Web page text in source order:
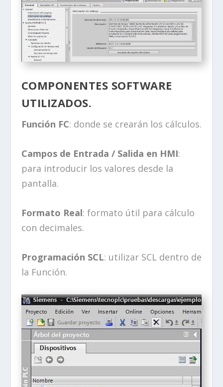
COMPONENTES SOFTWARE
UTILIZADOS.
Función FC: donde se crearán los cálculos.
Campos de Entrada / Salida en HMI:
para introducir los valores desde la
pantalla.
Formato Real: formato útil para cálculo
con decimales.
Programación SCL: utilizar SCL dentro de
la Función.